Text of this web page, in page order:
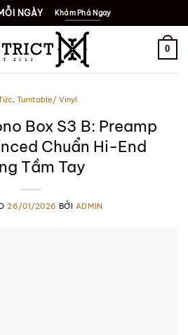
NGÀY Khám Phá Ngay
0
, Turntable/ Vinyl
Box S3 B: Preamp
Chuẩn Hi-End
Tầm Tay
26/01/2026 BỞI ADMIN